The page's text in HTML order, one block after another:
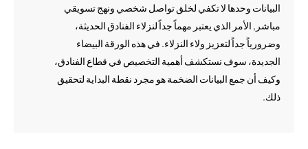
البيانات وحدها لا تكفي لخلق تواصل شخصي ونهج تسويقي
مباشر, الأمر الذي يعتبر مهماً جداً لنزلاء الفنادق الحديثة،
وضرورياً جداً لتعزيز ولاء النزلاء. في هذه الورقة البيضاء
الجديدة، سوف نستكشف أهمية التخصيص في قطاع الفنادق،
وكيف أن جمع البيانات الضخمة هو مجرد نقطة البداية لتحقيق
ذلك.